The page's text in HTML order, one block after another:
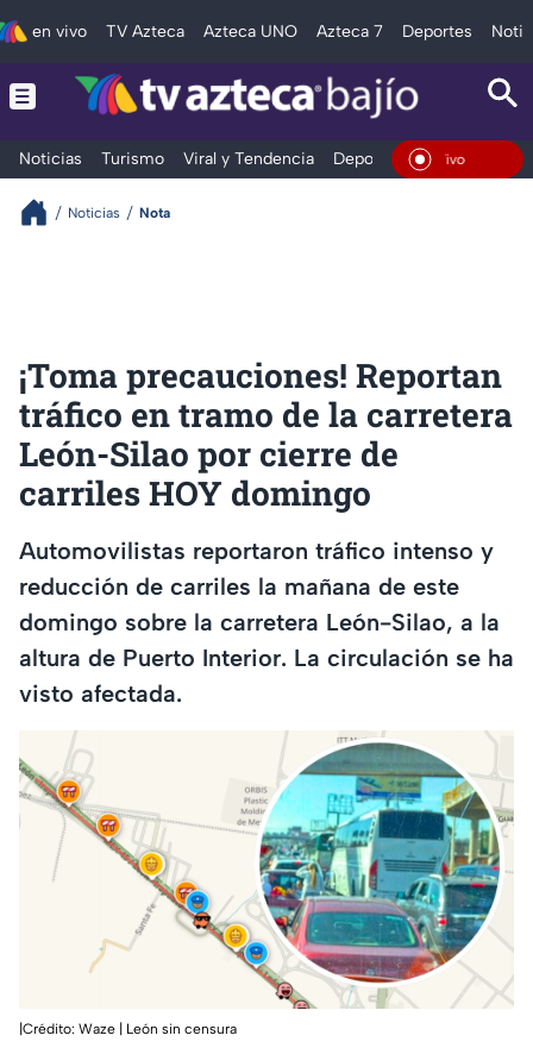
en vivo TV Azteca Azteca UNO Azteca 7 Deportes
Noticias Turismo Viral y Tendencia Deportes Espectáculos
En Vivo
Noticias Nota
¡Toma precauciones! Reportan
tráfico en tramo de la carretera
León-Silao por cierre de
carriles HOY domingo
Automovilistas reportaron tráfico intenso y
reducción de carriles la mañana de este
domingo sobre la carretera León-Silao, a la
altura de Puerto Interior. La circulación se ha
visto afectada.
|Crédito: Waze | León sin censura